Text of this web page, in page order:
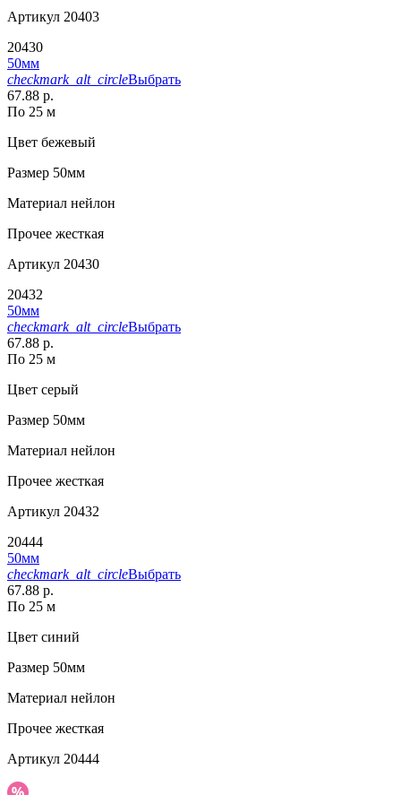
Артикул 20403
20430
50мм
checkmark_alt_circleВыбрать
67.88 р.
По 25 м
Цвет бежевый
Размер 50мм
Материал нейлон
Прочее жесткая
Артикул 20430
20432
50мм
checkmark_alt_circleВыбрать
67.88 р.
По 25 м
Цвет серый
Размер 50мм
Материал нейлон
Прочее жесткая
Артикул 20432
20444
50мм
checkmark_alt_circleВыбрать
67.88 р.
По 25 м
Цвет синий
Размер 50мм
Материал нейлон
Прочее жесткая
Артикул 20444